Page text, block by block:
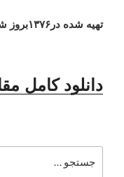
تهیه شده در۱۳۷۶بروز شده در۱۳۸۹
دانلود کامل
برای